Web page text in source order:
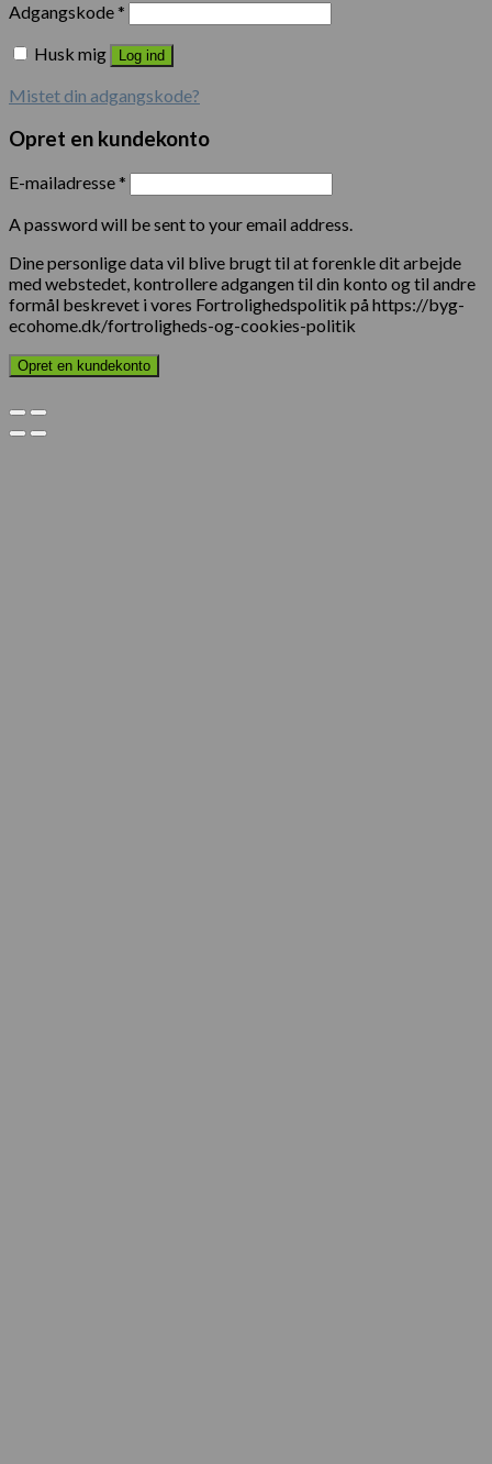
Adgangskode*
Husk mig
Log ind
Mistet din adgangskode?
Opret en kundekonto
E-mailadresse*
A password will be sent to your email address.
Dine personlige data vil blive brugt til at forenkle dit arbejde
med webstedet, kontrollere adgangen til din konto og til andre
formål beskrevet i vores Fortrolighedspolitik på https://byg-
ecohome.dk/fortroligheds-og-cookies-politik
Opret en kundekonto